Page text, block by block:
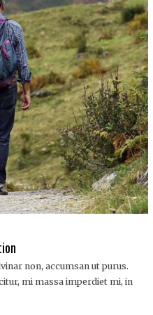
non, accumsan ut purus.
mi massa imperdiet mi, in